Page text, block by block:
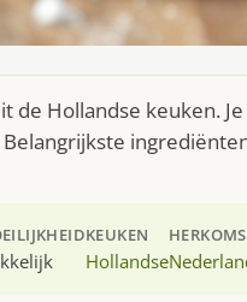
de Hollandse keuken.
KEUKEN
Hollandse